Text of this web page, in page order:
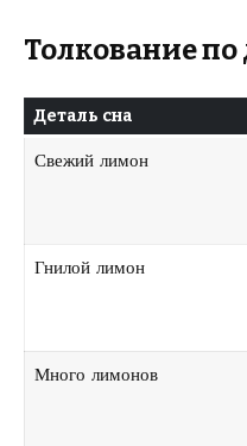
Толкование по
Деталь сна
Свежий лимон
Гнилой лимон
Много лимонов